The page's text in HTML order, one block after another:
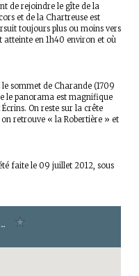
de rejoindre le gîte de la
et de la Chartreuse est
toujours plus ou moins vers
atteinte en 1h40 environ et où
sommet de Charande (1709
le panorama est magnifique
On reste sur la crête
on retrouve « la Robertière » et
faite le 09 juillet 2012, sous